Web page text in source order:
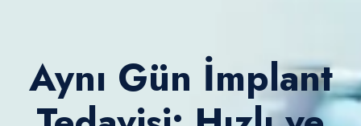
Aynı Gün İmplant